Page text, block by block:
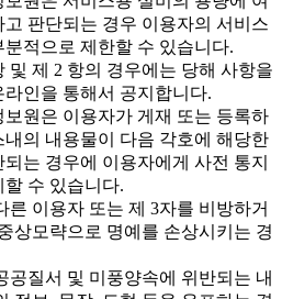
고 판단되는 경우 이용자의 서비스
분적으로 제한할 수 있습니다.
및 제 2 항의 경우에는 당해 사항을
라인을 통해서 공지합니다.
원은 이용자가 게재 또는 등록하
내의 내용물이 다음 각호에 해당한
되는 경우에 이용자에게 사전 통지
할 수 있습니다.
른 이용자 또는 제 3자를 비방하거
상모략으로 명예를 손상시키는 경
공질서 및 미풍양속에 위반되는 내